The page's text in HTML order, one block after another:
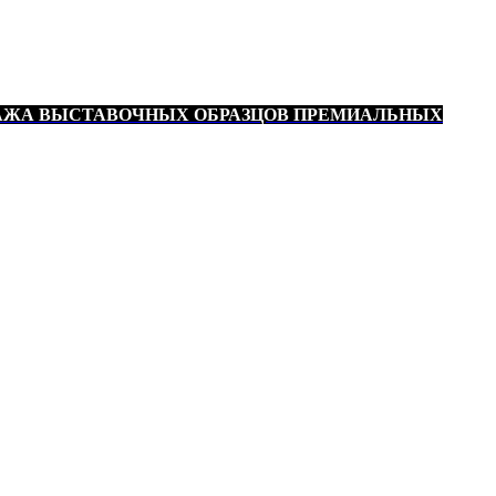
ВЫСТАВОЧНЫХ ОБРАЗЦОВ ПРЕМИАЛЬНЫХ